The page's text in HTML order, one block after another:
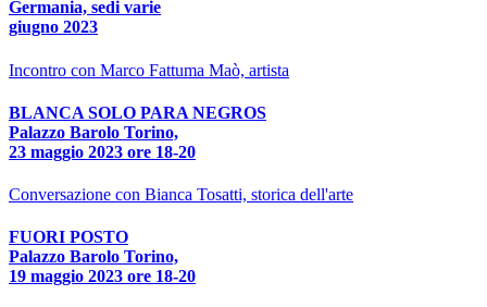
Germania, sedi varie
giugno 2023
Incontro con Marco Fattuma Maò, artista
BLANCA SOLO PARA NEGROS
Palazzo Barolo Torino,
23 maggio 2023 ore 18-20
Conversazione con Bianca Tosatti, storica dell'arte
FUORI POSTO
Palazzo Barolo Torino,
19 maggio 2023 ore 18-20